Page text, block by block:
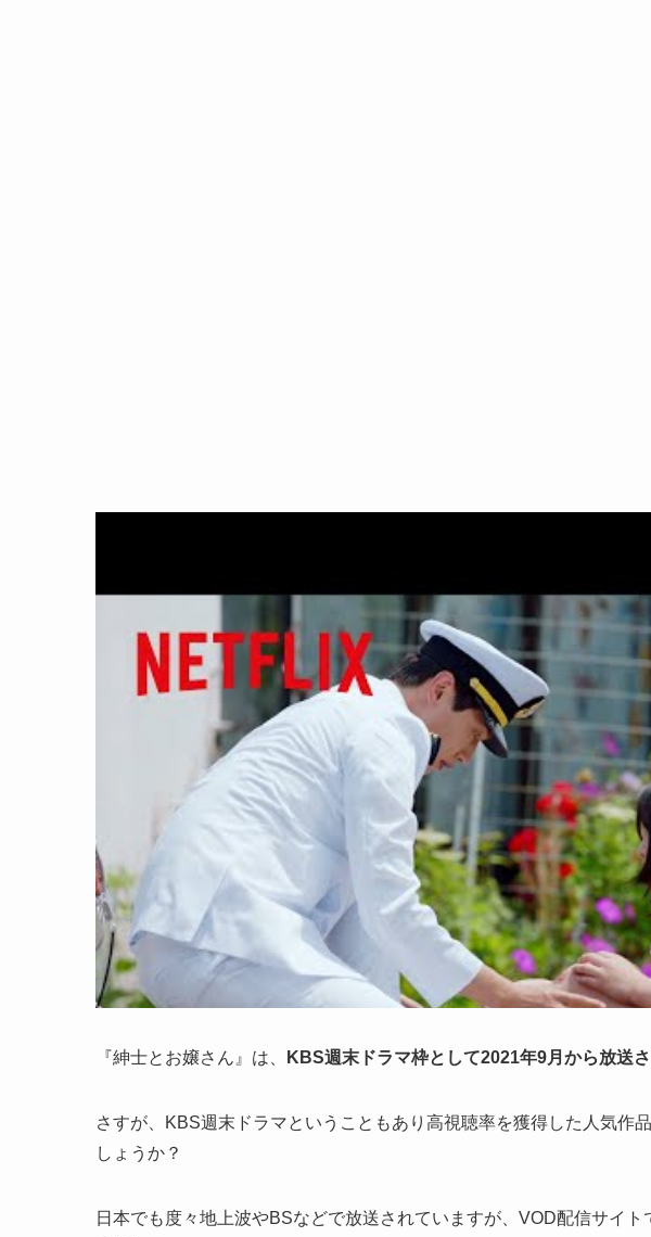
『紳士とお嬢さん』は、 KBS週末ドラマ枠として2021年9月から放送
さすが、KBS週末ドラマということもあり高視聴率を獲得した人気作
しょうか？
日本でも度々地上波やBSなどで放送されていますが、VOD配信サイ